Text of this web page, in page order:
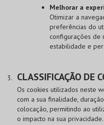
Melhorar a
Otimizar a
preferências do
configurações de
estabilidade e
CLASSIFICAÇÃO DE
Os cookies utilizados neste
com a sua finalidade,
colocação, permitindo ao
o impacto na sua privacidade.